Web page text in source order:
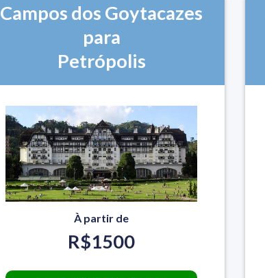
Campos dos Goytacazes
para
Petrópolis
À partir de
R$1500